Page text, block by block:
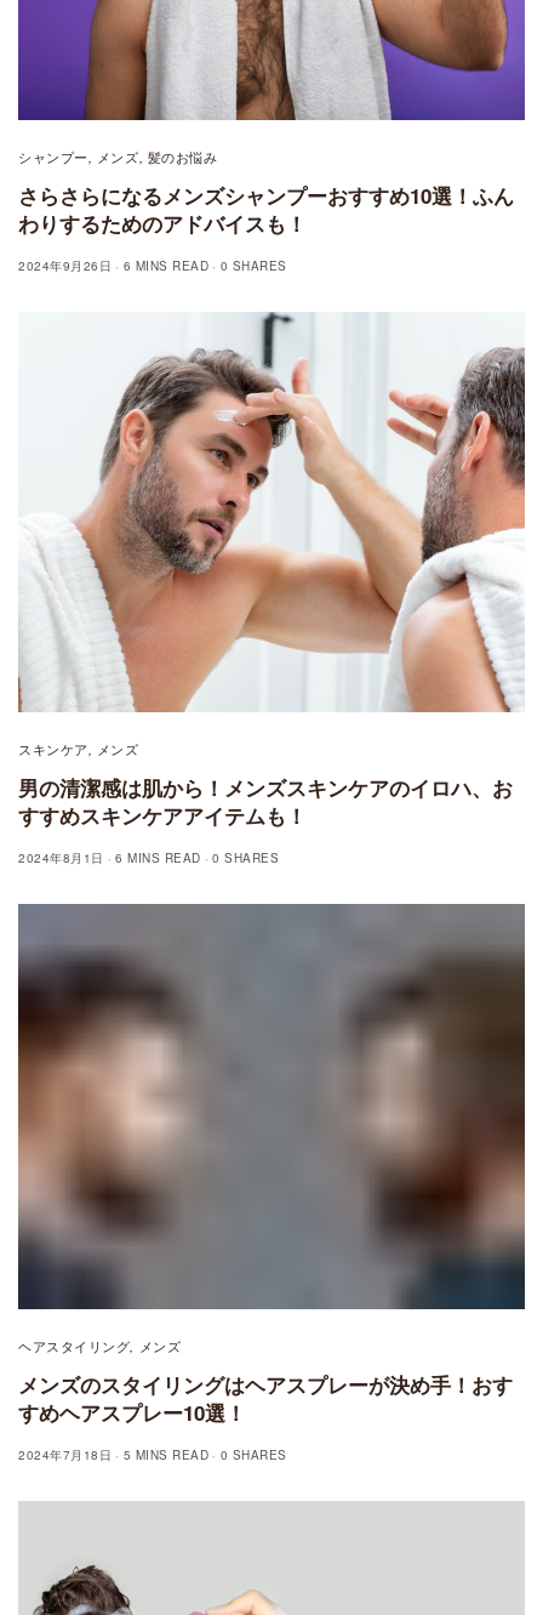
シャンプー メンズ 髪のお悩み
さらさらになるメンズシャンプーおすすめ10選！ふん
わりするためのアドバイスも！
2024年9月26日 6 MINS READ 0 SHARES
スキンケア メンズ
男の清潔感は肌から！メンズスキンケアのイロハ、お
すすめスキンケアアイテムも！
2024年8月1日 6 MINS READ 0 SHARES
ヘアスタイリング, メンズ
メンズのスタイリングはヘアスプレーが決め手！おす
すめヘアスプレー10選！
2024年7月18日 5 MINS READ 0 SHARES